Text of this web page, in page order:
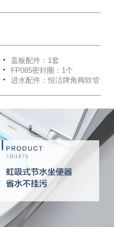
盖板配件：1套
FP085密封圈：1个
进水配件：恒洁牌角阀软管